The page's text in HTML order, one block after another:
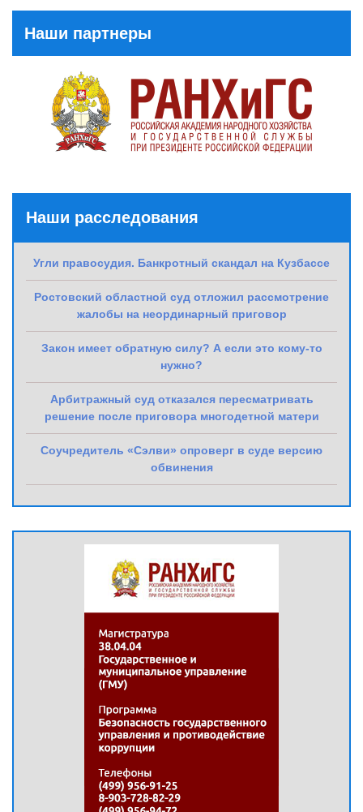
Наши партнеры
Наши расследования
Угли правосудия. Банкротный скандал на Кузбассе
Ростовский областной суд отложил рассмотрение
жалобы на неординарный приговор
Закон имеет обратную силу? А если это кому-то
нужно?
Арбитражный суд отказался пересматривать
решение после приговора многодетной матери
Соучредитель «Сэлви» опроверг в суде версию
обвинения